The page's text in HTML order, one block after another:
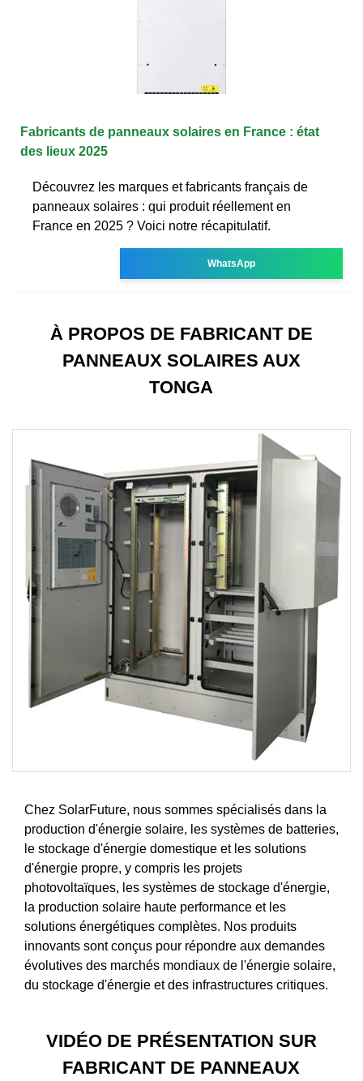
Fabricants de panneaux solaires en France : état
des lieux 2025
Découvrez les marques et fabricants français de
panneaux solaires : qui produit réellement en
France en 2025 ? Voici notre récapitulatif.
WhatsApp
À PROPOS DE FABRICANT DE
PANNEAUX SOLAIRES AUX
TONGA
Chez SolarFuture, nous sommes spécialisés dans la
production d'énergie solaire, les systèmes de batteries,
le stockage d'énergie domestique et les solutions
d'énergie propre, y compris les projets
photovoltaïques, les systèmes de stockage d'énergie,
la production solaire haute performance et les
solutions énergétiques complètes. Nos produits
innovants sont conçus pour répondre aux demandes
évolutives des marchés mondiaux de l'énergie solaire,
du stockage d'énergie et des infrastructures critiques.
VIDÉO DE PRÉSENTATION SUR
FABRICANT DE PANNEAUX